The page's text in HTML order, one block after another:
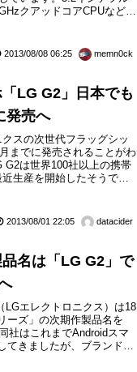
クアッドコアCPUなどに
2013/08/08 06:25 memn0ck
LG G2」日本でも
発売へ
スの次世代フラッグシッ
までに発売されることがわ
G2は世界100社以上の携帯
生産を開始したそうで
2013/08/01 22:05 datacider
名は「LG G2」で
LGエレクトロニクス）は18
ーズ」の次期作製品名を
社はこれまでAndroidスマ
てきましたが、ブランド価